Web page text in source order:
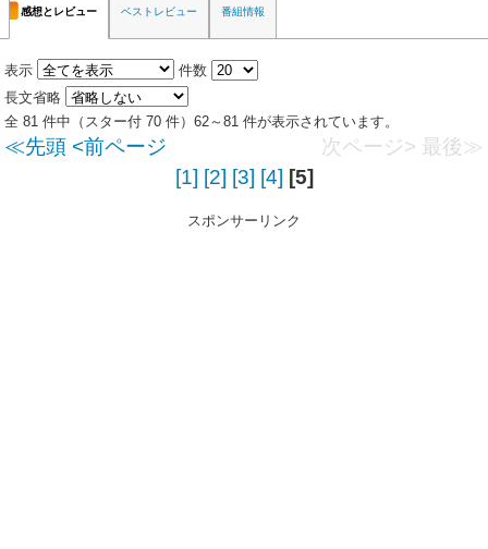
感想とレビュー ベストレビュー 番組情報
表示
件数
長文省略
全 81 件中（スター付 70 件）62～81 件が表示されています。
≪先頭 <前ページ 次ページ> 最後≫
[1] [2] [3] [4] [5]
スポンサーリンク